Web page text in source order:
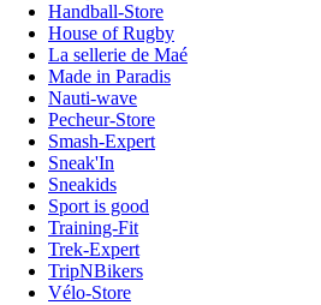
Handball-Store
House of Rugby
La sellerie de Maé
Made in Paradis
Nauti-wave
Pecheur-Store
Smash-Expert
Sneak'In
Sneakids
Sport is good
Training-Fit
Trek-Expert
TripNBikers
Vélo-Store